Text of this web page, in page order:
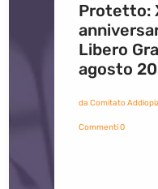
Protetto:
Libero
agosto
da Comitato
Commenti 0